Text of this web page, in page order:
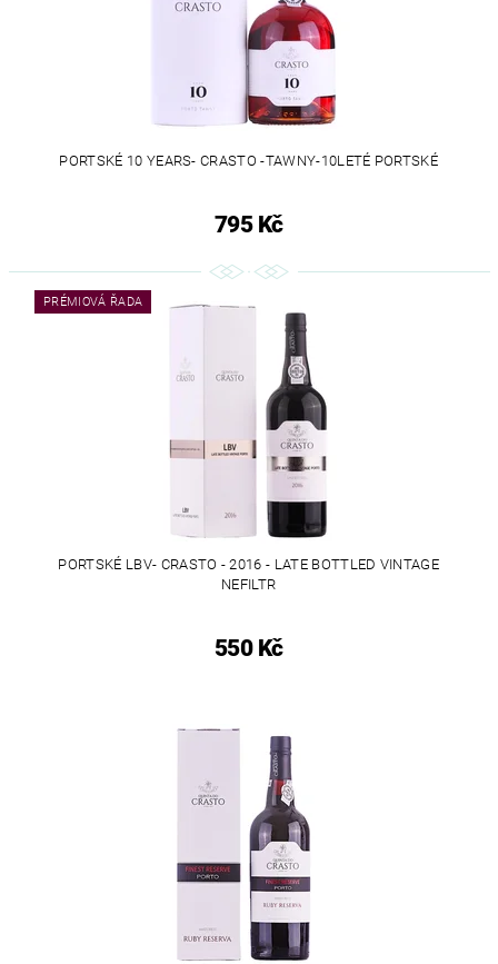
PORTSKÉ 10 YEARS- CRASTO -TAWNY-10LETÉ PORTSKÉ
795 Kč
PRÉMIOVÁ ŘADA
PORTSKÉ LBV- CRASTO - 2016 - LATE BOTTLED VINTAGE
NEFILTR
550 Kč